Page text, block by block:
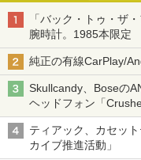
「バック・トゥ・ザ
腕時計。1985本限定
純正の有線CarPlay/
Skullcandy、Boseの
ヘッドフォン「
ティアック、カセッ
カイブ推進活動」